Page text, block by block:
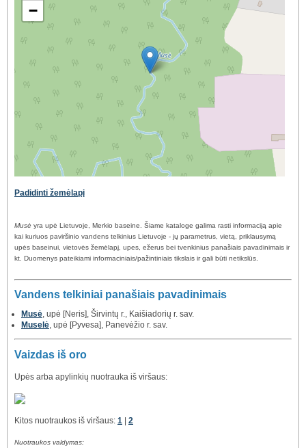
−
Padidinti žemėlapį
Musė yra upė Lietuvoje, Merkio baseine. Šiame kataloge galima rasti informaciją apie
kai kuriuos paviršinio vandens telkinius Lietuvoje - jų parametrus, vietą, priklausymą
upės baseinui, vietovės žemėlapį, upes, ežerus bei tvenkinius panašiais pavadinimais ir
kt. Duomenys pateikiami informaciniais/pažintiniais tikslais ir gali būti netikslūs.
Vandens telkiniai panašiais pavadinimais
Musė, upė [Neris], Širvintų r., Kaišiadorių r. sav.
Muselė, upė [Pyvesa], Panevėžio r. sav.
Vaizdas iš oro
Upės arba apylinkių nuotrauka iš viršaus:
Kitos nuotraukos iš viršaus: 1 | 2
Nuotraukos valdymas: